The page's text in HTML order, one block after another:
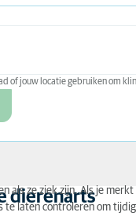
of jouw locatie gebruiken om
dierenarts
als ze ziek zijn. Als je
laten controleren om